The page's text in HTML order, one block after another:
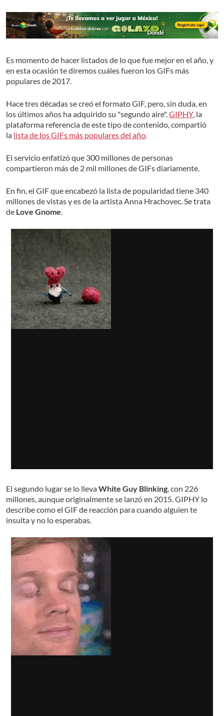
Es momento de hacer listados de lo que fue mejor en el año, y
en esta ocasión te diremos cuáles fueron los GIFs más
populares de 2017.
Hace tres décadas se creó el formato GIF, pero, sin duda, en
los últimos años ha adquirido su "segundo aire". GIPHY, la
plataforma referencia de este tipo de contenido, compartió
la lista de los GIFs más populares del año
El servicio enfatizó que 300 millones de personas
compartieron más de 2 mil millones de GIFs diariamente.
En fin, el GIF que encabezó la lista de popularidad tiene 340
millones de vistas y es de la artista Anna Hrachovec. Se trata
de Love Gnome
El segundo lugar se lo llevaWhite Guy Blinking , con 226
millones, aunque originalmente se lanzó en 2015. GIPHY lo
describe como el GIF de reacción para cuando alguien te
insulta y no lo esperabas.